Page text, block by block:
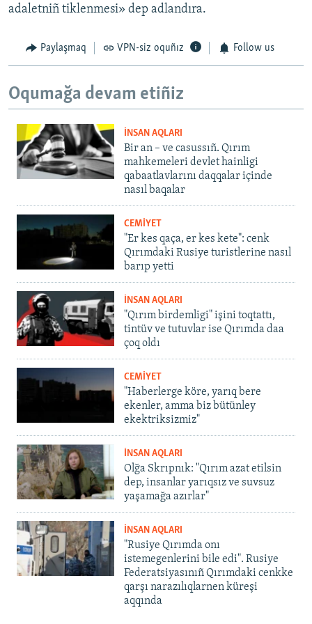
adaletniñ tiklenmesi» dep adlandıra.
Paylaşmaq VPN-siz oquñız Follow us
Oqumağa devam etiñiz
İNSAN AQLARI
Bir an – ve casussıñ. Qırım
mahkemeleri devlet hainligi
qabaatlavlarını daqqalar içinde
nasıl baqalar
CEMİYET
"Er kes qaça, er kes kete": cenk
Qırımdaki Rusiye turistlerine nasıl
barıp yetti
İNSAN AQLARI
"Qırım birdemligi" işini toqtattı,
tintüv ve tutuvlar ise Qırımda daa
çoq oldı
CEMİYET
"Haberlerge köre, yarıq bere
ekenler, amma biz bütünley
ekektriksizmiz"
İNSAN AQLARI
Olğa Skrıpnık: "Qırım azat etilsin
dep, insanlar yarıqsız ve suvsuz
yaşamağa azırlar"
İNSAN AQLARI
"Rusiye Qırımda onı
istemegenlerini bile edi". Rusiye
Federatsiyasınıñ Qırımdaki cenkke
qarşı narazılıqlarnen küreşi
aqqında